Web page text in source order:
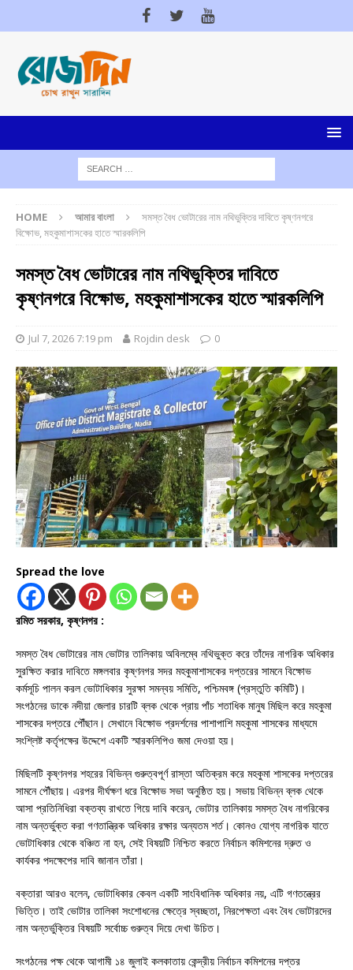
HOME আমার বাংলা
সমস্ত বৈধ ভোটারের নাম নথিভুক্তির দাবিতে কৃষ্ণনগরে
বিক্ষোভ, মহকুমাশাসকের হাতে স্মারকলিপি
সমস্ত বৈধ ভোটারের নাম নথিভুক্তির দাবিতে
কৃষ্ণনগরে বিক্ষোভ, মহকুমাশাসকের হাতে স্মারকলিপি
Jul 7, 2026 7:19 pm Rojdin desk 0
Spread the love
রমিত সরকার, কৃষ্ণনগর :
সমস্ত বৈধ ভোটারের নাম ভোটার তালিকায় অবিলম্বে নথিভুক্ত করে তাঁদের নাগরিক অধিকার
সুরক্ষিত করার দাবিতে মঙ্গলবার কৃষ্ণনগর সদর মহকুমাশাসকের দপ্তরের সামনে বিক্ষোভ
কর্মসূচি পালন করল ভোটাধিকার সুরক্ষা সমন্বয় সমিতি, পশ্চিমবঙ্গ (প্রস্তুতি কমিটি)।
সংগঠনের ডাকে নদীয়া জেলার চারটি ব্লক থেকে প্রায় পাঁচ শতাধিক মানুষ মিছিল করে মহকুমা
শাসকের দপ্তরে পৌঁছান। সেখানে বিক্ষোভ প্রদর্শনের পাশাপাশি মহকুমা শাসকের মাধ্যমে
সংশ্লিষ্ট কর্তৃপক্ষের উদ্দেশে একটি স্মারকলিপিও জমা দেওয়া হয়।
মিছিলটি কৃষ্ণনগর শহরের বিভিন্ন গুরুত্বপূর্ণ রাস্তা অতিক্রম করে মহকুমা শাসকের দপ্তরের
সামনে পৌঁছায়। এরপর দীর্ঘক্ষণ ধরে বিক্ষোভ সভা অনুষ্ঠিত হয়। সভায় বিভিন্ন ব্লক থেকে
আসা প্রতিনিধিরা বক্তব্য রাখতে গিয়ে দাবি করেন, ভোটার তালিকায় সমস্ত বৈধ নাগরিকের
নাম অন্তর্ভুক্ত করা গণতান্ত্রিক অধিকার রক্ষার অন্যতম শর্ত। কোনও যোগ্য নাগরিক যাতে
ভোটাধিকার থেকে বঞ্চিত না হন, সেই বিষয়টি নিশ্চিত করতে নির্বাচন কমিশনের দ্রুত ও
কার্যকর পদক্ষেপের দাবি জানান তাঁরা।
বক্তারা আরও বলেন, ভোটাধিকার কেবল একটি সাংবিধানিক অধিকার নয়, এটি গণতন্ত্রের
ভিত্তি। তাই ভোটার তালিকা সংশোধনের ক্ষেত্রে স্বচ্ছতা, নিরপেক্ষতা এবং বৈধ ভোটারদের
নাম অন্তর্ভুক্তির বিষয়টি সর্বোচ্চ গুরুত্ব দিয়ে দেখা উচিত।
সংগঠনের পক্ষ থেকে আগামী ১৪ জুলাই কলকাতায় কেন্দ্রীয় নির্বাচন কমিশনের দপ্তর